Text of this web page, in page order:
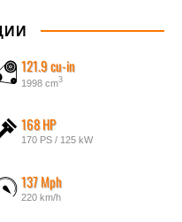
121.9 cu-in
1998 cm3
168 HP
170 PS / 125 kW
137 Mph
220 km/h